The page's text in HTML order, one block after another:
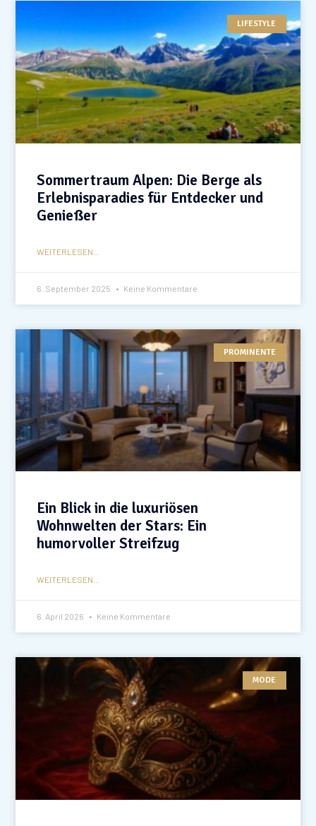
LIFESTYLE
Sommertraum Alpen: Die Berge als
Erlebnisparadies für Entdecker und
Genießer
WEITERLESEN...
6. September 2025 Keine Kommentare
PROMINENTE
Ein Blick in die luxuriösen
Wohnwelten der Stars: Ein
humorvoller Streifzug
WEITERLESEN...
6. April 2026 Keine Kommentare
MODE